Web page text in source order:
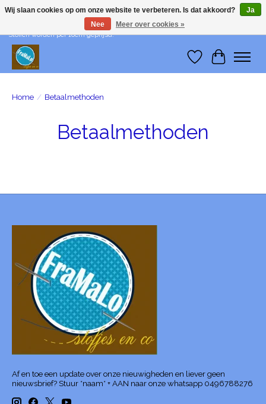
Wij leveren me-time! Levering in België: €1 - Levering in Nederland: €3 -
Stoffen worden per 10cm geprijsd!
Verlanglijst
Home / Betaalmethoden
Betaalmethoden
Af en toe een update over onze nieuwigheden en liever geen
nieuwsbrief? Stuur *naam* + AAN naar onze whatsapp 0496788276
Wij slaan cookies op om onze website te verbeteren. Is dat akkoord?
Ja
Nee
Meer over cookies »